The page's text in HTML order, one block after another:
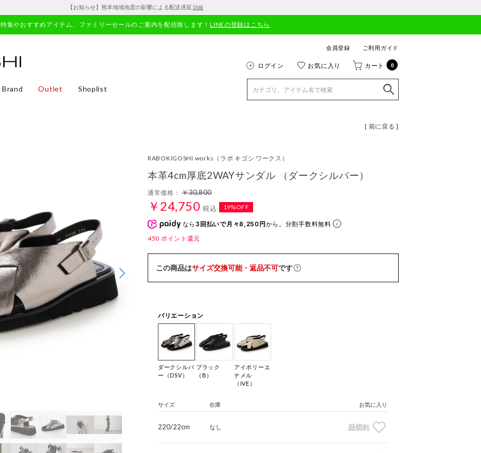
【お知らせ】熊本地域地震の影響による配送遅延 詳細
特集やおすすめアイテム、ファミリーセールのご案内を配信致します！LINEの登録はこちら
会員登録 ご利用ガイド
ログイン お気に入り カート 0
Brand Outlet Shoplist
[ 前に戻る ]
RABOKIGOSHI works （ラボ キゴシ ワークス）
本革4cm厚底2WAYサンダル （ダークシルバー）
通常価格：￥30,800
￥24,750 税込 19%OFF
なら 3回払いで月々8,250円から。分割手数料無料
450 ポイント還元
この商品はサイズ交換可能・返品不可です
バリエーション
ダークシルバ
ー（DSV）
ブラック
（B）
アイボリーエ
ナメル
（IVE）
サイズ 在庫 お気に入り
220/22cm なし 品切れ